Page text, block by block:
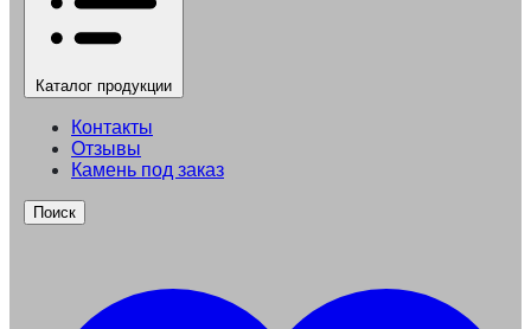
Каталог продукции
Контакты
Отзывы
Камень под заказ
Поиск